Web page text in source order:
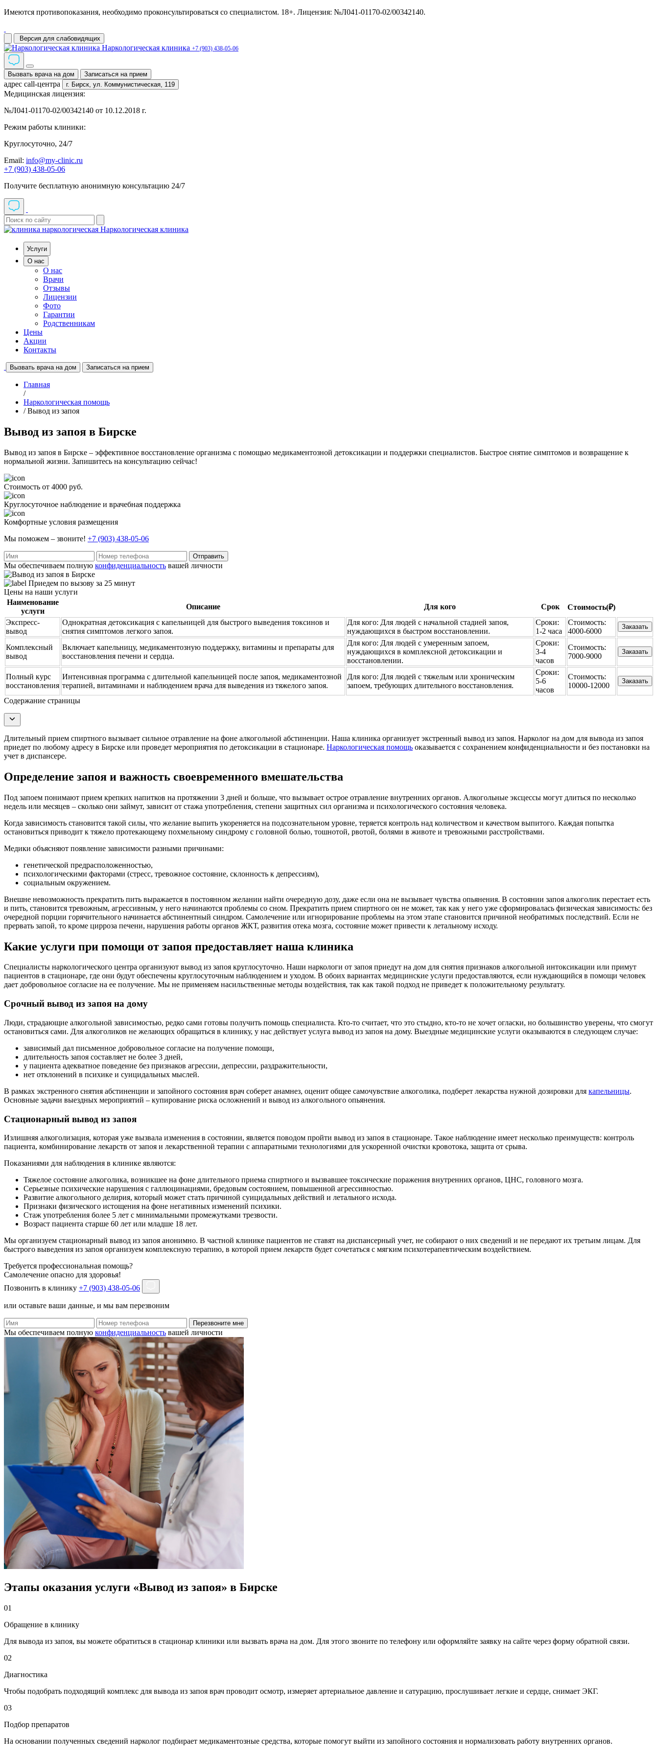
Имеются противопоказания, необходимо проконсультироваться со специалистом. 18+. Лицензия: №Л041-01170-02/00342140.
Версия для слабовидящих
Наркологическая клиника +7 (903) 438-05-06
Вызвать врача на дом Записаться на прием
адрес call-центра г. Бирск, ул. Коммунистическая, 119
Медицинская лицензия:
№Л041-01170-02/00342140 от 10.12.2018 г.
Режим работы клиники:
Круглосуточно, 24/7
Email: info@my-clinic.ru
+7 (903) 438-05-06
Получите бесплатную анонимную консультацию 24/7
Наркологическая клиника
Услуги
О нас
О нас
Врачи
Отзывы
Лицензии
Фото
Гарантии
Родственникам
Цены
Акции
Контакты
Вызвать врача на дом Записаться на прием
Главная
/
Наркологическая помощь
/ Вывод из запоя
Вывод из запоя в Бирске
Вывод из запоя в Бирске – эффективное восстановление организма с помощью медикаментозной детоксикации и поддержки специалистов. Быстрое снятие симптомов и возвращение к
нормальной жизни. Запишитесь на консультацию сейчас!
Стоимость от 4000 руб.
Круглосуточное наблюдение и врачебная поддержка
Комфортные условия размещения
Мы поможем – звоните! +7 (903) 438-05-06
Отправить
Мы обеспечиваем полную конфиденциальность вашей личности
Приедем по вызову за 25 минут
Цены на наши услуги
Наименование
услуги
Описание Для кого Срок
Стоимость(₽)
Экспресс-
вывод
Однократная детоксикация с капельницей для быстрого выведения токсинов и
снятия симптомов легкого запоя.
Для кого: Для людей с начальной стадией запоя,
нуждающихся в быстром восстановлении.
Сроки:
1-2 часа
Стоимость:
4000-6000
Заказать
Комплексный
вывод
Включает капельницу, медикаментозную поддержку, витамины и препараты для
восстановления печени и сердца.
Для кого: Для людей с умеренным запоем,
нуждающихся в комплексной детоксикации и
восстановлении.
Сроки:
3-4
часов
Стоимость:
7000-9000
Заказать
Полный курс
восстановления
Интенсивная программа с длительной капельницей после запоя, медикаментозной
терапией, витаминами и наблюдением врача для выведения из тяжелого запоя.
Для кого: Для людей с тяжелым или хроническим
запоем, требующих длительного восстановления.
Сроки:
5-6
часов
Стоимость:
10000-12000
Заказать
Содержание страницы
Длительный прием спиртного вызывает сильное отравление на фоне алкогольной абстиненции. Наша клиника организует экстренный вывод из запоя. Нарколог на дом для вывода из запоя
приедет по любому адресу в Бирске или проведет мероприятия по детоксикации в стационаре. Наркологическая помощь оказывается с сохранением конфиденциальности и без постановки на
учет в диспансере.
Определение запоя и важность своевременного вмешательства
Под запоем понимают прием крепких напитков на протяжении 3 дней и больше, что вызывает острое отравление внутренних органов. Алкогольные эксцессы могут длиться по несколько
недель или месяцев – сколько они займут, зависит от стажа употребления, степени защитных сил организма и психологического состояния человека.
Когда зависимость становится такой силы, что желание выпить укореняется на подсознательном уровне, теряется контроль над количеством и качеством выпитого. Каждая попытка
остановиться приводит к тяжело протекающему похмельному синдрому с головной болью, тошнотой, рвотой, болями в животе и тревожными расстройствами.
Медики объясняют появление зависимости разными причинами:
генетической предрасположенностью,
психологическими факторами (стресс, тревожное состояние, склонность к депрессиям),
социальным окружением.
Внешне невозможность прекратить пить выражается в постоянном желании найти очередную дозу, даже если она не вызывает чувства опьянения. В состоянии запоя алкоголик перестает есть
и пить, становится тревожным, агрессивным, у него начинаются проблемы со сном. Прекратить прием спиртного он не может, так как у него уже сформировалась физическая зависимость: без
очередной порции горячительного начинается абстинентный синдром. Самолечение или игнорирование проблемы на этом этапе становится причиной необратимых последствий. Если не
прервать запой, то кроме цирроза печени, нарушения работы органов ЖКТ, развития отека мозга, состояние может привести к летальному исходу.
Какие услуги при помощи от запоя предоставляет наша клиника
Специалисты наркологического центра организуют вывод из запоя круглосуточно. Наши наркологи от запоя приедут на дом для снятия признаков алкогольной интоксикации или примут
пациентов в стационаре, где они будут обеспечены круглосуточным наблюдением и уходом. В обоих вариантах медицинские услуги предоставляются, если нуждающийся в помощи человек
дает добровольное согласие на ее получение. Мы не применяем насильственные методы воздействия, так как такой подход не приведет к положительному результату.
Срочный вывод из запоя на дому
Люди, страдающие алкогольной зависимостью, редко сами готовы получить помощь специалиста. Кто-то считает, что это стыдно, кто-то не хочет огласки, но большинство уверены, что смогут
остановиться сами. Для алкоголиков не желающих обращаться в клинику, у нас действует услуга вывод из запоя на дому. Выездные медицинские услуги оказываются в следующем случае:
зависимый дал письменное добровольное согласие на получение помощи,
длительность запоя составляет не более 3 дней,
у пациента адекватное поведение без признаков агрессии, депрессии, раздражительности,
нет отклонений в психике и суицидальных мыслей.
В рамках экстренного снятия абстиненции и запойного состояния врач соберет анамнез, оценит общее самочувствие алкоголика, подберет лекарства нужной дозировки для капельницы.
Основные задачи выездных мероприятий – купирование риска осложнений и вывод из алкогольного опьянения.
Стационарный вывод из запоя
Излишняя алкоголизация, которая уже вызвала изменения в состоянии, является поводом пройти вывод из запоя в стационаре. Такое наблюдение имеет несколько преимуществ: контроль
пациента, комбинирование лекарств от запоя и лекарственной терапии с аппаратными технологиями для ускоренной очистки кровотока, защита от срыва.
Показаниями для наблюдения в клинике являются:
Тяжелое состояние алкоголика, возникшее на фоне длительного приема спиртного и вызвавшее токсические поражения внутренних органов, ЦНС, головного мозга.
Серьезные психические нарушения с галлюцинациями, бредовым состоянием, повышенной агрессивностью.
Развитие алкогольного делирия, который может стать причиной суицидальных действий и летального исхода.
Признаки физического истощения на фоне негативных изменений психики.
Стаж употребления более 5 лет с минимальными промежутками трезвости.
Возраст пациента старше 60 лет или младше 18 лет.
Мы организуем стационарный вывод из запоя анонимно. В частной клинике пациентов не ставят на диспансерный учет, не собирают о них сведений и не передают их третьим лицам. Для
быстрого выведения из запоя организуем комплексную терапию, в которой прием лекарств будет сочетаться с мягким психотерапевтическим воздействием.
Требуется профессиональная помощь?
Самолечение опасно для здоровья!
Позвонить в клинику +7 (903) 438-05-06
или оставьте ваши данные, и мы вам перезвоним
Перезвоните мне
Мы обеспечиваем полную конфиденциальность вашей личности
Этапы оказания услуги «Вывод из запоя» в Бирске
01
Обращение в клинику
Для вывода из запоя, вы можете обратиться в стационар клиники или вызвать врача на дом. Для этого звоните по телефону или оформляйте заявку на сайте через форму обратной связи.
02
Диагностика
Чтобы подобрать подходящий комплекс для вывода из запоя врач проводит осмотр, измеряет артериальное давление и сатурацию, прослушивает легкие и сердце, снимает ЭКГ.
03
Подбор препаратов
На основании полученных сведений нарколог подбирает медикаментозные средства, которые помогут выйти из запойного состояния и нормализовать работу внутренних органов.